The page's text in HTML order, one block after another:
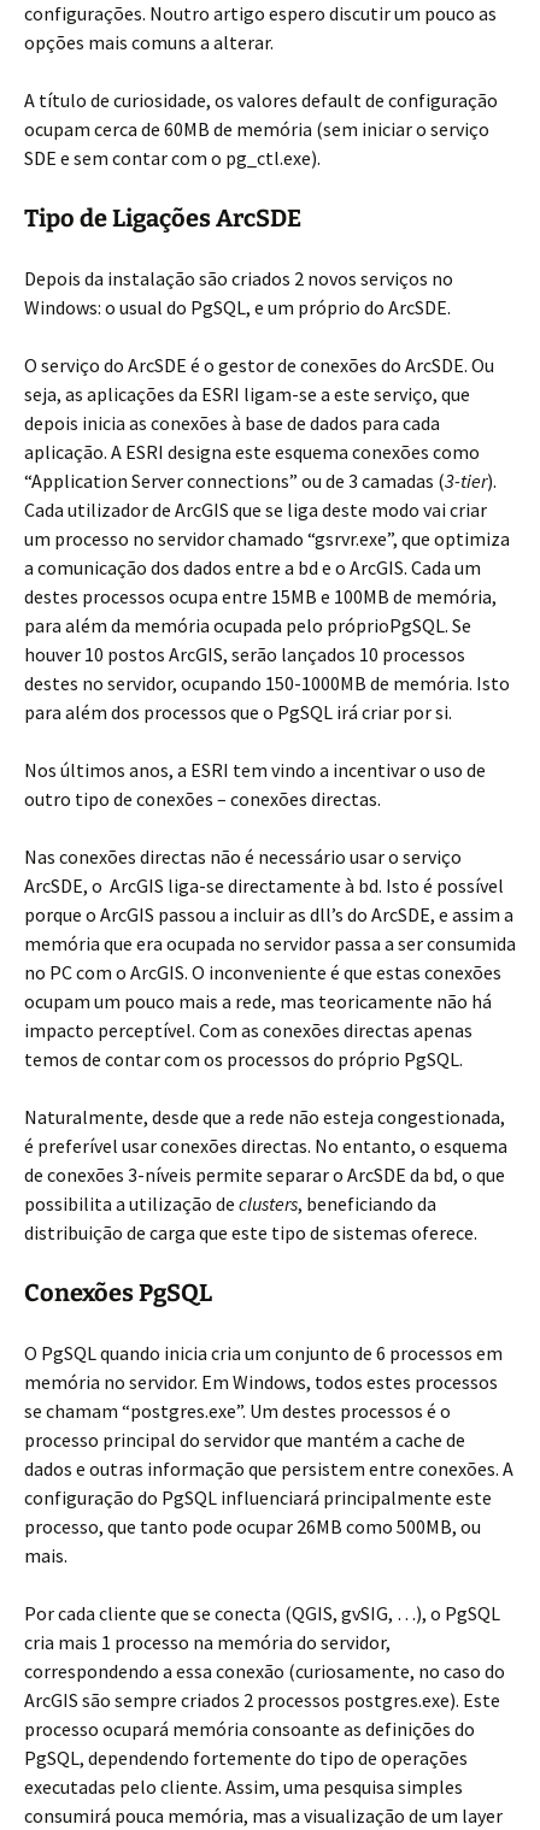
configurações. Noutro artigo espero discutir um pouco as
opções mais comuns a alterar.
A título de curiosidade, os valores default de configuração
ocupam cerca de 60MB de memória (sem iniciar o serviço
SDE e sem contar com o pg_ctl.exe).
Tipo de Ligações ArcSDE
Depois da instalação são criados 2 novos serviços no
Windows: o usual do PgSQL, e um próprio do ArcSDE.
O serviço do ArcSDE é o gestor de conexões do ArcSDE. Ou
seja, as aplicações da ESRI ligam-se a este serviço, que
depois inicia as conexões à base de dados para cada
aplicação. A ESRI designa este esquema conexões como
“Application Server connections” ou de 3 camadas (3-tier).
Cada utilizador de ArcGIS que se liga deste modo vai criar
um processo no servidor chamado “gsrvr.exe”, que optimiza
a comunicação dos dados entre a bd e o ArcGIS. Cada um
destes processos ocupa entre 15MB e 100MB de memória,
para além da memória ocupada pelo próprioPgSQL. Se
houver 10 postos ArcGIS, serão lançados 10 processos
destes no servidor, ocupando 150-1000MB de memória. Isto
para além dos processos que o PgSQL irá criar por si.
Nos últimos anos, a ESRI tem vindo a incentivar o uso de
outro tipo de conexões – conexões directas.
Nas conexões directas não é necessário usar o serviço
ArcSDE, o ArcGIS liga-se directamente à bd. Isto é possível
porque o ArcGIS passou a incluir as dll’s do ArcSDE, e assim a
memória que era ocupada no servidor passa a ser consumida
no PC com o ArcGIS. O inconveniente é que estas conexões
ocupam um pouco mais a rede, mas teoricamente não há
impacto perceptível. Com as conexões directas apenas
temos de contar com os processos do próprio PgSQL.
Naturalmente, desde que a rede não esteja congestionada,
é preferível usar conexões directas. No entanto, o esquema
de conexões 3-níveis permite separar o ArcSDE da bd, o que
possibilita a utilização de clusters, beneficiando da
distribuição de carga que este tipo de sistemas oferece.
Conexões PgSQL
O PgSQL quando inicia cria um conjunto de 6 processos em
memória no servidor. Em Windows, todos estes processos
se chamam “postgres.exe”. Um destes processos é o
processo principal do servidor que mantém a cache de
dados e outras informação que persistem entre conexões. A
configuração do PgSQL influenciará principalmente este
processo, que tanto pode ocupar 26MB como 500MB, ou
mais.
Por cada cliente que se conecta (QGIS, gvSIG, …), o PgSQL
cria mais 1 processo na memória do servidor,
correspondendo a essa conexão (curiosamente, no caso do
ArcGIS são sempre criados 2 processos postgres.exe). Este
processo ocupará memória consoante as definições do
PgSQL, dependendo fortemente do tipo de operações
executadas pelo cliente. Assim, uma pesquisa simples
consumirá pouca memória, mas a visualização de um layer